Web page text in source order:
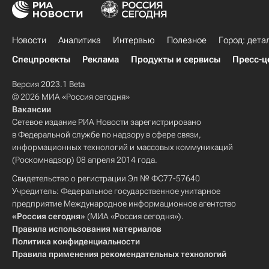
Новости Аналитика Интервью Полезное
Город:
Спецпроекты
Реклама Продукты и сервисы Пресс-
Версия 2023.1 Beta
© 2026 МИА «Россия сегодня»
Вакансии
Сетевое издание РИА Новости зарегистрировано
в Федеральной службе по надзору в сфере связи,
информационных технологий и массовых коммуникаций
(Роскомнадзор) 08 апреля 2014 года.
Свидетельство о регистрации Эл № ФС77-57640
Учредитель: Федеральное государственное унитарное
предприятие Международное информационное агентство
«Россия сегодня» (МИА «Россия сегодня»).
Правила использования материалов
Политика конфиденциальности
Правила применения рекомендательных технологий